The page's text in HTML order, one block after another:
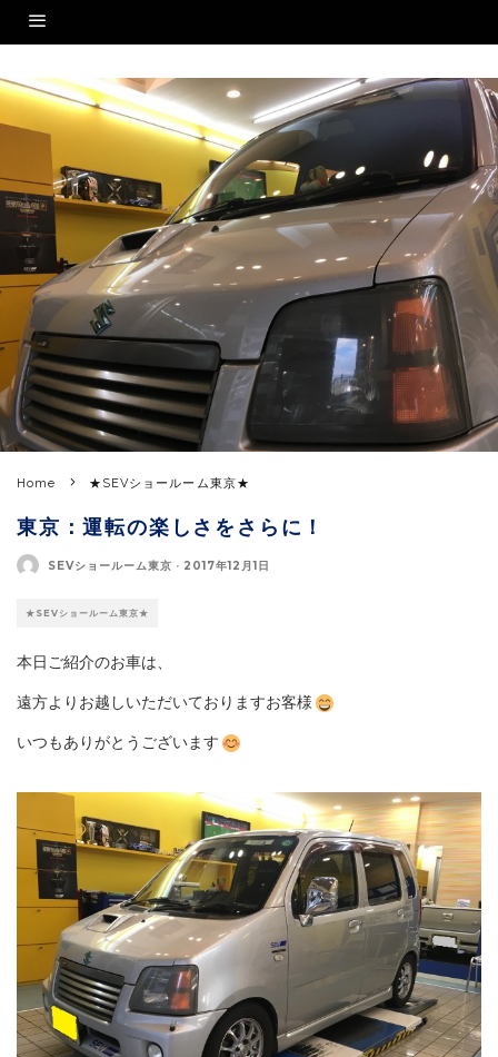
Home ★SEVショールーム東京★
東京：運転の楽しさをさらに！
SEVショールーム東京 · 2017年12月1日
★SEVショールーム東京★
本日ご紹介のお車は、
遠方よりお越しいただいておりますお客様
いつもありがとうございます